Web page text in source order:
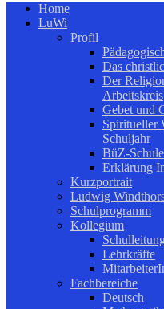
Home
LuWi
Profil
Das
Der
Arbeitskreis
Gebet und
Spiritueller
Schuljahr
BüZ-Schule
Erklärung
Kurzportrait
Ludwig
Schulprogramm
Kollegium
Lehrkräfte
Fachbereiche
Deutsch